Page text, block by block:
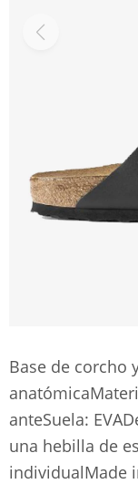
Base de corcho
anteSuela:
una hebilla de
individualMade